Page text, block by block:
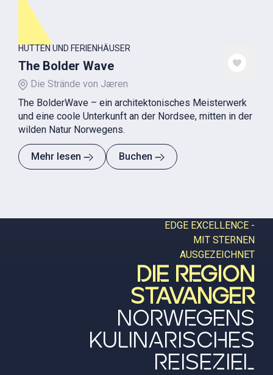
HÜTTEN UND FERIENHÄUSER
The Bolder Wave
Die Strände von Jæren
The BolderWave – ein architektonisches Meisterwerk
und eine coole Unterkunft an der Nordsee, mitten in der
wilden Natur Norwegens.
Mehr lesen Buchen
EDGE EXCELLENCE -
MIT STERNEN
AUSGEZEICHNET
DIE REGION
STAVANGER
NORWEGENS
KULINARISCHES
REISEZIEL